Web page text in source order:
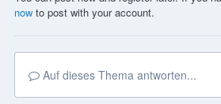
now to post with your account.
Auf dieses Thema antworten...